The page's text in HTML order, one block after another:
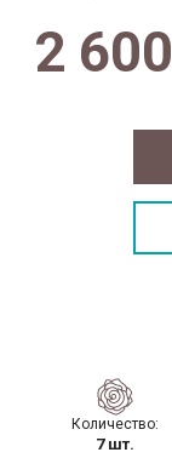
2 600
Количество:
7 шт.